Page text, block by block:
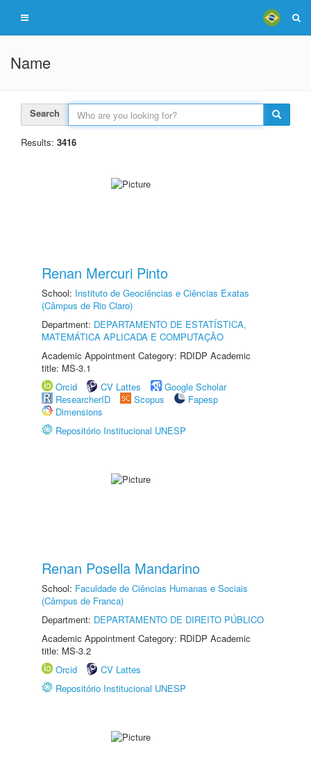
Name
Search
Results: 3416
Renan Mercuri Pinto
School: Instituto de Geociências e Ciências Exatas
(Câmpus de Rio Claro)
Department: DEPARTAMENTO DE ESTATÍSTICA,
MATEMÁTICA APLICADA E COMPUTAÇÃO
Academic Appointment Category: RDIDP Academic
title: MS-3.1
Orcid
CV Lattes
Google Scholar
ResearcherID
Scopus
Fapesp
Dimensions
Repositório Institucional UNESP
Renan Posella Mandarino
School: Faculdade de Ciências Humanas e Sociais
(Câmpus de Franca)
Department: DEPARTAMENTO DE DIREITO PÚBLICO
Academic Appointment Category: RDIDP Academic
title: MS-3.2
Orcid
CV Lattes
Repositório Institucional UNESP